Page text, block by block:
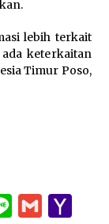
lebih terkait
keterkaitan
Timur Poso,
Line Gmail